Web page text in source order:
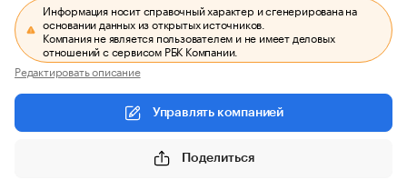
Информация носит справочный характер и сгенерирована на
основании данных из открытых источников.
Компания не является пользователем и не имеет деловых
отношений с сервисом РБК Компании.
Редактировать описание
Управлять компанией
Поделиться